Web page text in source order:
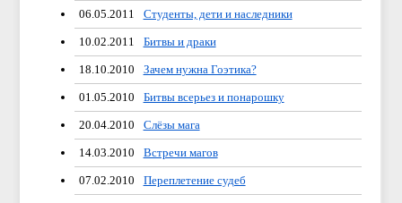
06.05.2011 Студенты, дети и наследники
10.02.2011 Битвы и драки
18.10.2010 Зачем нужна Гоэтика?
01.05.2010 Битвы всерьез и понарошку
20.04.2010 Слёзы мага
14.03.2010 Встречи магов
07.02.2010 Переплетение судеб